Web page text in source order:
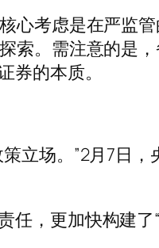
考虑是在严监
索。需注意的是
的本质。
场。”2月7日，
，更加快构建了